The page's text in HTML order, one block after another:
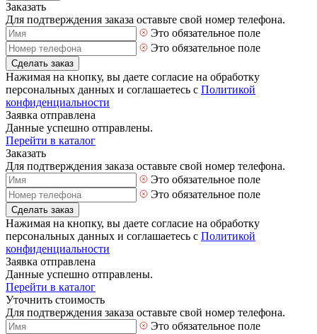
Заказать
Для подтверждения заказа оставьте свой номер телефона.
Это обязательное поле
Это обязательное поле
Сделать заказ
Нажимая на кнопку, вы даете согласие на обработку
персональных данных и соглашаетесь с Политикой
конфиденциальности
Заявка отправлена
Данные успешно отправлены.
Перейти в каталог
Заказать
Для подтверждения заказа оставьте свой номер телефона.
Это обязательное поле
Это обязательное поле
Сделать заказ
Нажимая на кнопку, вы даете согласие на обработку
персональных данных и соглашаетесь с Политикой
конфиденциальности
Заявка отправлена
Данные успешно отправлены.
Перейти в каталог
Уточнить стоимость
Для подтверждения заказа оставьте свой номер телефона.
Это обязательное поле